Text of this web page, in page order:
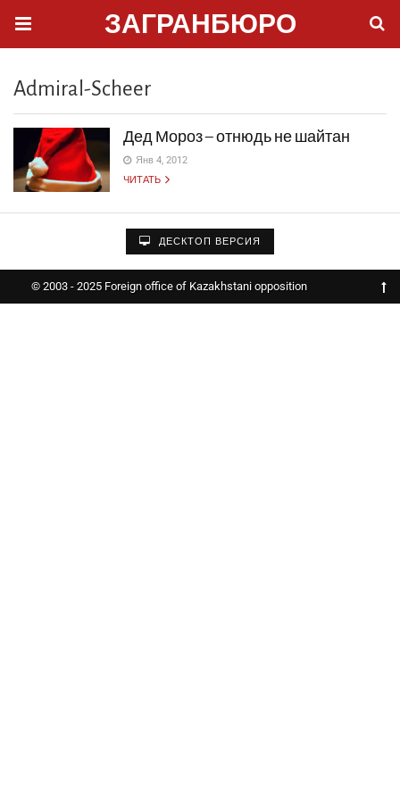
ЗАГРАНБЮРО
Admiral-Scheer
Дед Мороз – отнюдь не шайтан
Янв 4, 2012
ЧИТАТЬ
ДЕСКТОП ВЕРСИЯ
© 2003 - 2025 Foreign office of Kazakhstani opposition